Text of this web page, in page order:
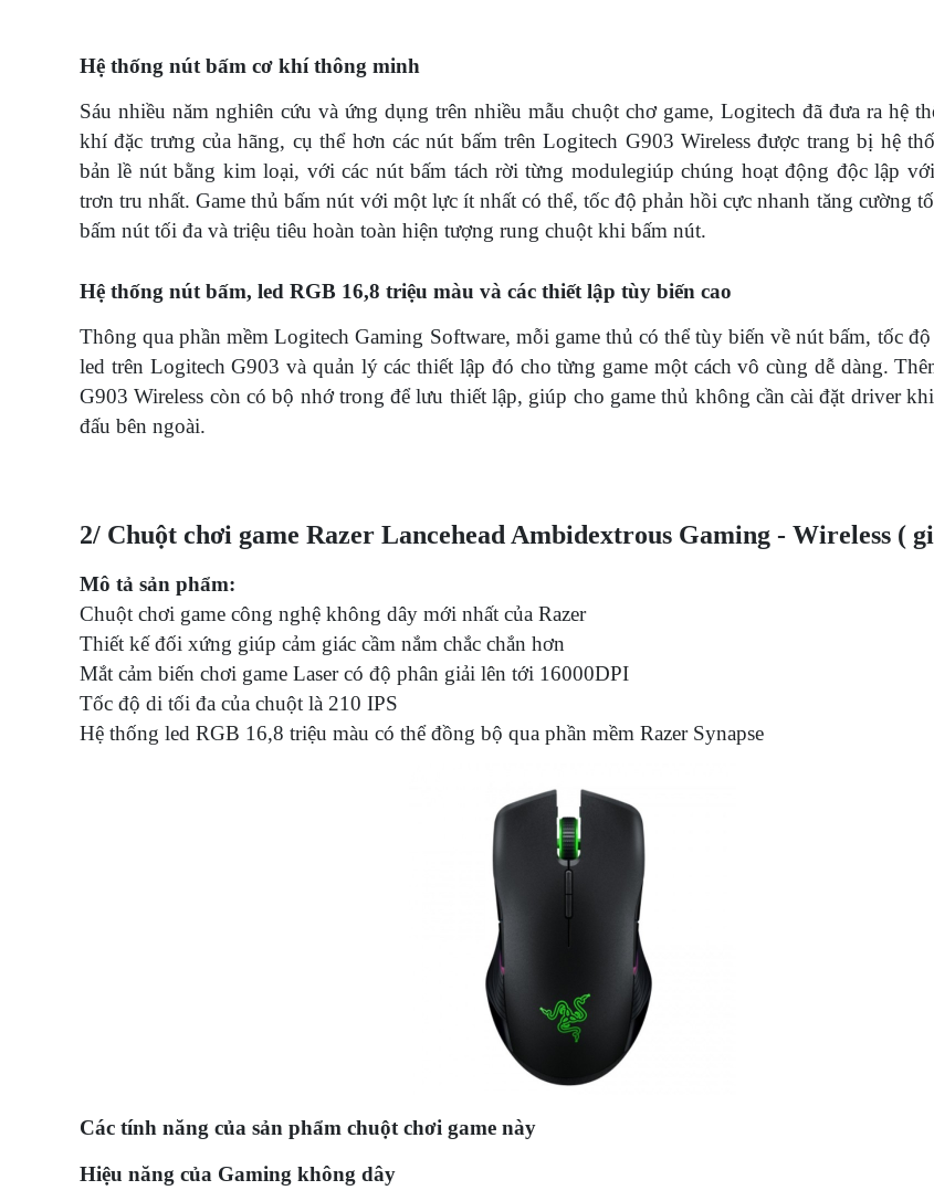
Hệ thống nút bấm cơ khí thông minh
Sáu nhiều năm nghiên cứu và ứng dụng trên nhiều mẫu chuột chơ game, Logitech đã đưa ra hệ
khí đặc trưng của hãng, cụ thể hơn các nút bấm trên Logitech G903 Wireless được trang bị hệ
bản lề nút bằng kim loại, với các nút bấm tách rời từng modulegiúp chúng hoạt động độc lập
trơn tru nhất. Game thủ bấm nút với một lực ít nhất có thể, tốc độ phản hồi cực nhanh tăng cường
bấm nút tối đa và triệu tiêu hoàn toàn hiện tượng rung chuột khi bấm nút.
Hệ thống nút bấm, led RGB 16,8 triệu màu và các thiết lập tùy biến cao
Thông qua phần mềm Logitech Gaming Software, mỗi game thủ có thể tùy biến về nút bấm, tốc độ
led trên Logitech G903 và quản lý các thiết lập đó cho từng game một cách vô cùng dễ dàng.
G903 Wireless còn có bộ nhớ trong để lưu thiết lập, giúp cho game thủ không cần cài đặt driver
đấu bên ngoài.
2/ Chuột chơi game Razer Lancehead Ambidextrous Gaming - Wireless (
Mô tả sản phẩm:
Chuột chơi game công nghệ không dây mới nhất của Razer
Thiết kế đối xứng giúp cảm giác cầm nắm chắc chắn hơn
Mắt cảm biến chơi game Laser có độ phân giải lên tới 16000DPI
Tốc độ di tối đa của chuột là 210 IPS
Hệ thống led RGB 16,8 triệu màu có thể đồng bộ qua phần mềm Razer Synapse
Các tính năng của sản phẩm chuột chơi game này
Hiệu năng của Gaming không dây